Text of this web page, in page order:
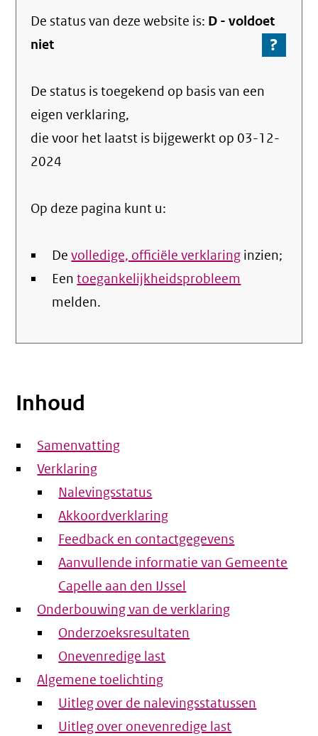
De status van dezewebsite is: D -voldoet
niet
?
Ga
over
De status is toegekend op basis van een
eigen verklaring,
die voor het laatst is bijgewerkt op 03-12-
2024
Op deze pagina kunt u:
Devolledige, officiële verklaring inzien;
Eentoegankelijkheidsprobleem
melden.
Inhoud
Samenvatting
Verklaring
Nalevingsstatus
Akkoordverklaring
Feedback en contactgegevens
Aanvullende informatie van Gemeente
Capelle aan den IJssel
Onderbouwing van de verklaring
Onderzoeksresultaten
Onevenredige last
Algemene toelichting
Uitleg over de nalevingsstatussen
Uitleg over onevenredige last